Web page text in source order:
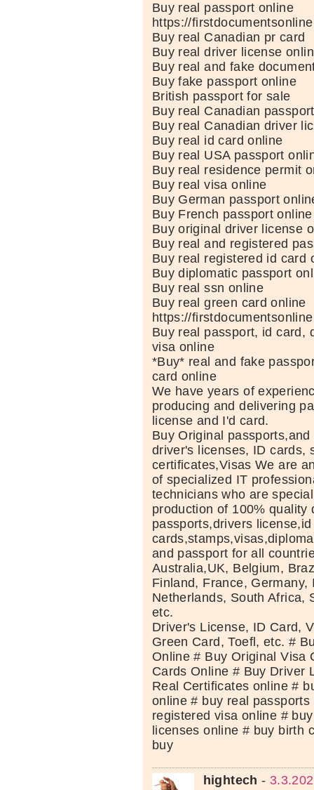
Buy real passport online
https://
Buy real Canadian pr card
Buy real driver license
Buy real and fake
Buy fake passport online
British passport for sale
Buy real Canadian
Buy real Canadian driver
Buy real id card online
Buy real USA passport
Buy real residence permit
Buy real visa online
Buy German passport
Buy French passport online
Buy original driver license
Buy real and registered
Buy real registered id card
Buy diplomatic passport
Buy real ssn online
Buy real green card online
https://
Buy real passport, id card,
visa online
*Buy* real and fake
card online
We have years of
producing and delivering
license and I'd card.
Buy Original
driver's licenses, ID cards,
certificates,Visas We are
of specialized IT
technicians who are
production of 100% quality
passports,drivers license,id
and passport for all
Australia,UK, Belgium,
Finland, France, Germany,
Netherlands, South Africa,
etc.
Driver's License, ID Card,
Green Card, Toefl, etc. #
Online # Buy Original Visa
Cards Online # Buy Driver
Real Certificates online #
online # buy real passports
registered visa online #
licenses online # buy birth
buy
hightech -